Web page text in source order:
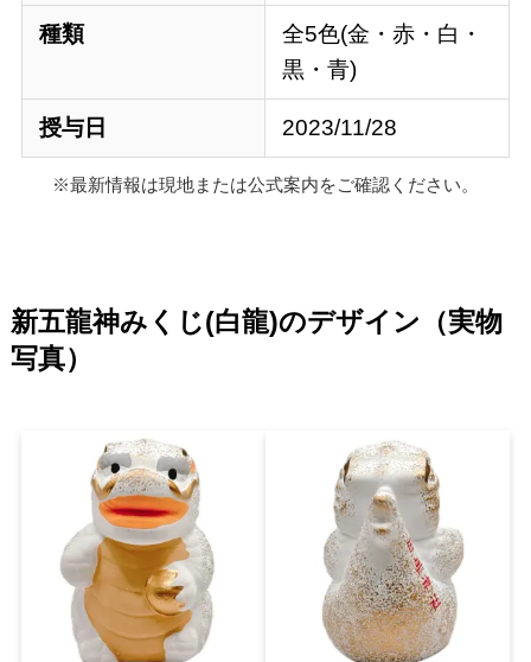
種類
全5色(金・赤・白・
黒・青)
授与日 2023/11/28
※最新情報は現地または公式案内をご確認ください。
新五龍神みくじ(白龍)のデザイン（実物
写真）